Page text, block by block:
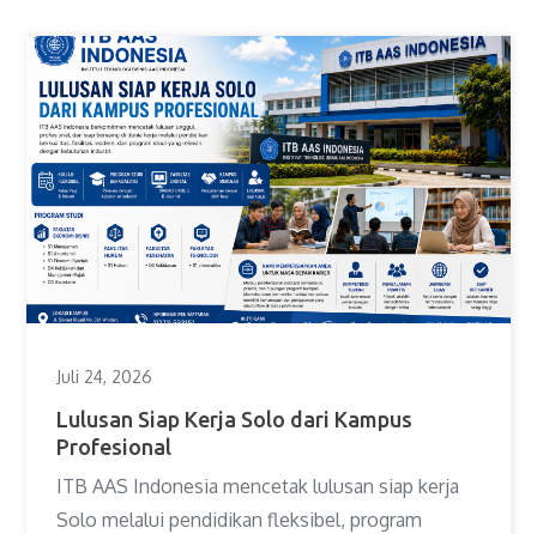
Juli 24, 2026
Lulusan Siap Kerja Solo dari Kampus
Profesional
ITB AAS Indonesia mencetak lulusan siap kerja
Solo melalui pendidikan fleksibel, program